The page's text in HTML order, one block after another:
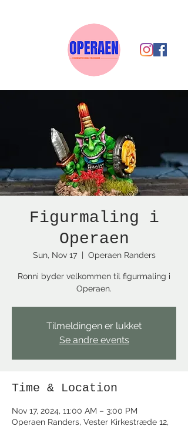
Figurmaling i
Operaen
Sun, Nov 17
  |
Operaen Randers
Ronni byder velkommen til figurmaling i
Operaen.
Tilmeldingen er lukket
Se andre events
Time & Location
Nov 17, 2024, 11:00 AM – 3:00 PM
Operaen Randers, Vester Kirkestræde 12,